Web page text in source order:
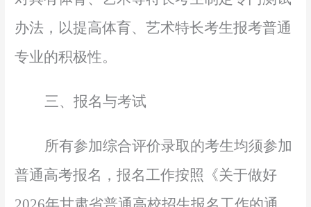
办法，以提高体育、艺术特长考生报考普通
专业的积极性。
三、报名与考试
所有参加综合评价录取的考生均须参加
普通高考报名，报名工作按照《关于做好